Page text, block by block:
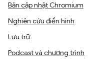
Bản cập nhật Chromium
Nghiên cứu điển hình
Lưu trữ
Podcast và chương trình